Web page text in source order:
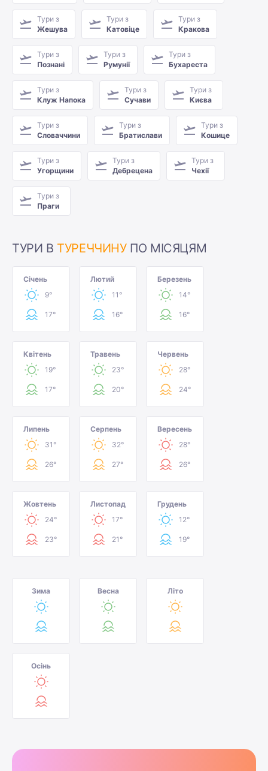
Тури з
Жешува
Тури з
Катовіце
Тури з
Кракова
Тури з
Познані
Тури з
Румунії
Тури з
Бухареста
Тури з
Клуж Напока
Тури з
Сучави
Тури з
Києва
Тури з
Словаччини
Тури з
Братислави
Тури з
Кошице
Тури з
Угорщини
Тури з
Дебрецена
Тури з
Чехії
Тури з
Праги
ТУРИ В ТУРЕЧЧИНУПО МІСЯЦЯМ
Січень
9°
17°
Лютий
11°
16°
Березень
14°
16°
Квітень
19°
17°
Травень
23°
20°
Червень
28°
24°
Липень
31°
26°
Серпень
32°
27°
Вересень
28°
26°
Жовтень
24°
23°
Листопад
17°
21°
Грудень
12°
19°
Зима Весна Літо
Осінь